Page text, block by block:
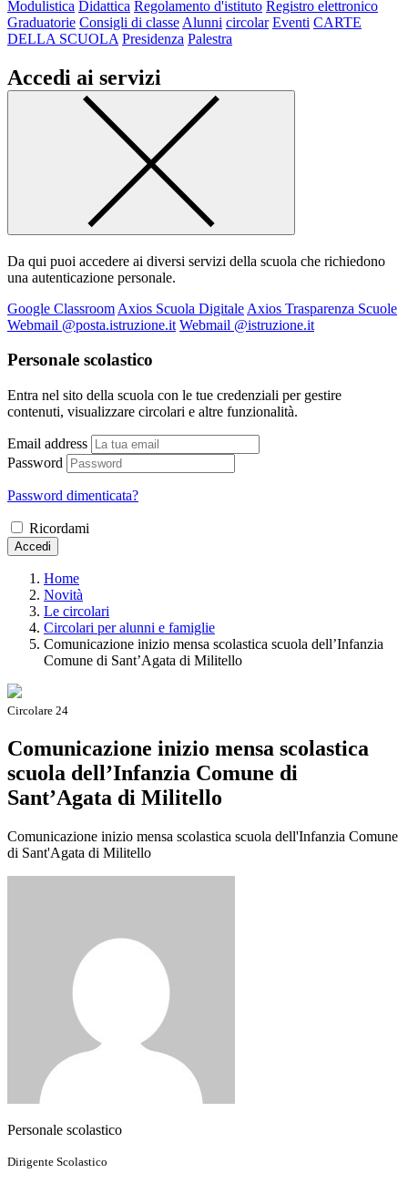
Modulistica Didattica Regolamento d'istituto Registro elettronico
Graduatorie Consigli di classe Alunni circolar Eventi CARTE
DELLA SCUOLA Presidenza Palestra
Accedi ai servizi
Da qui puoi accedere ai diversi servizi della scuola che richiedono
una autenticazione personale.
Google Classroom Axios Scuola Digitale Axios Trasparenza Scuole
Webmail @posta.istruzione.it Webmail @istruzione.it
Personale scolastico
Entra nel sito della scuola con le tue credenziali per gestire
contenuti, visualizzare circolari e altre funzionalità.
Email address
Password
Password dimenticata?
Ricordami
Accedi
Home
Novità
Le circolari
Circolari per alunni e famiglie
Comunicazione inizio mensa scolastica scuola dell’Infanzia
Comune di Sant’Agata di Militello
Circolare 24
Comunicazione inizio mensa scolastica
scuola dell’Infanzia Comune di
Sant’Agata di Militello
Comunicazione inizio mensa scolastica scuola dell'Infanzia Comune
di Sant'Agata di Militello
Personale scolastico
Dirigente Scolastico